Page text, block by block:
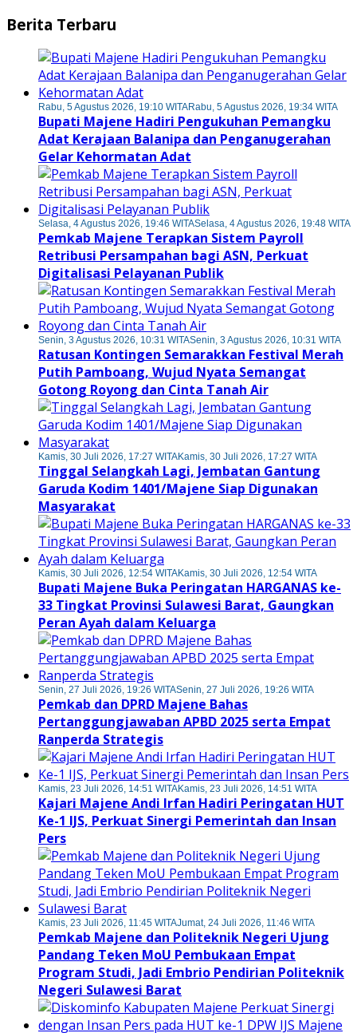
Berita Terbaru
Rabu, 5 Agustus 2026, 19:10 WITARabu, 5 Agustus 2026, 19:34 WITA
Bupati Majene Hadiri Pengukuhan Pemangku
Adat Kerajaan Balanipa dan Penganugerahan
Gelar Kehormatan Adat
Selasa, 4 Agustus 2026, 19:46 WITASelasa, 4 Agustus 2026, 19:48 WITA
Pemkab Majene Terapkan Sistem Payroll
Retribusi Persampahan bagi ASN, Perkuat
Digitalisasi Pelayanan Publik
Senin, 3 Agustus 2026, 10:31 WITASenin, 3 Agustus 2026, 10:31 WITA
Ratusan Kontingen Semarakkan Festival Merah
Putih Pamboang, Wujud Nyata Semangat
Gotong Royong dan Cinta Tanah Air
Kamis, 30 Juli 2026, 17:27 WITAKamis, 30 Juli 2026, 17:27 WITA
Tinggal Selangkah Lagi, Jembatan Gantung
Garuda Kodim 1401/Majene Siap Digunakan
Masyarakat
Kamis, 30 Juli 2026, 12:54 WITAKamis, 30 Juli 2026, 12:54 WITA
Bupati Majene Buka Peringatan HARGANAS ke-
33 Tingkat Provinsi Sulawesi Barat, Gaungkan
Peran Ayah dalam Keluarga
Senin, 27 Juli 2026, 19:26 WITASenin, 27 Juli 2026, 19:26 WITA
Pemkab dan DPRD Majene Bahas
Pertanggungjawaban APBD 2025 serta Empat
Ranperda Strategis
Kamis, 23 Juli 2026, 14:51 WITAKamis, 23 Juli 2026, 14:51 WITA
Kajari Majene Andi Irfan Hadiri Peringatan HUT
Ke-1 IJS, Perkuat Sinergi Pemerintah dan Insan
Pers
Kamis, 23 Juli 2026, 11:45 WITAJumat, 24 Juli 2026, 11:46 WITA
Pemkab Majene dan Politeknik Negeri Ujung
Pandang Teken MoU Pembukaan Empat
Program Studi, Jadi Embrio Pendirian Politeknik
Negeri Sulawesi Barat